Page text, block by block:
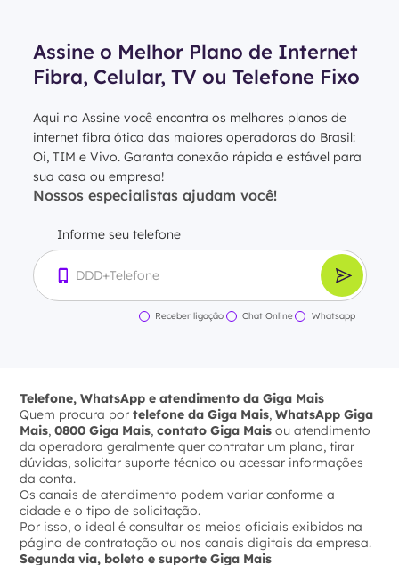
Assine o Melhor Plano de Internet
Fibra, Celular, TV ou Telefone Fixo
Aqui no Assine você encontra os melhores planos de
internet fibra ótica das maiores operadoras do Brasil:
Oi, TIM e Vivo. Garanta conexão rápida e estável para
sua casa ou empresa!
Nossos especialistas ajudam você!
Informe seu telefone
Receber ligação Chat Online Whatsapp
Telefone, WhatsApp e atendimento da Giga Mais
Quem procura portelefone da Giga Mais,WhatsApp Giga
Mais,0800 Giga Mais,contato Giga Mais ou atendimento
da operadora geralmente quer contratar um plano, tirar
dúvidas, solicitar suporte técnico ou acessar informações
da conta.
Os canais de atendimento podem variar conforme a
cidade e o tipo de solicitação.
Por isso, o ideal é consultar os meios oficiais exibidos na
página de contratação ou nos canais digitais da empresa.
Segunda via, boleto e suporte Giga Mais